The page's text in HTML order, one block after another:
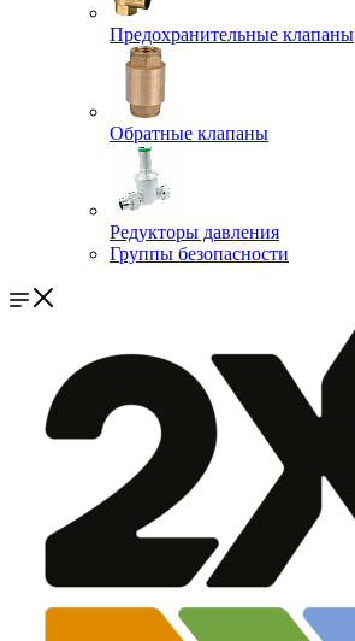
Предохранительные клапаны
Обратные клапаны
Редукторы давления
Группы безопасности